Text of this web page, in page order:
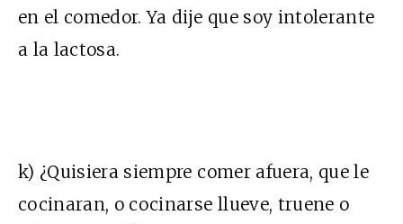
en el comedor. Ya dije que soy intolerante
a la lactosa.
k) ¿Quisiera siempre comer afuera, que le
cocinaran, o cocinarse llueve, truene o